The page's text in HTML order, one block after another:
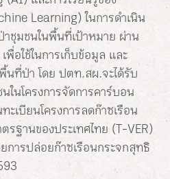
Learning) ในการดำเนิน
ชุมชนในพื้นที่เป้าหมาย ผ่าน
อใช้ในการเก็บข้อมูล และ
นที่ป่า โดย ปตท.สผ.จะได้รับ
นโครงการจัดการคาร์บอน
ะเบียนโครงการลดก๊าซเรือน
ฐานของประเทศไทย (T-VER)
การปล่อยก๊าซเรือนกระจกสุทธิ